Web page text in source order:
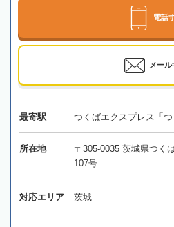
電話
メール
最寄駅 つくばエクスプレス「
所在地
〒305-0035 茨城県つく
107号
対応エリア 茨城